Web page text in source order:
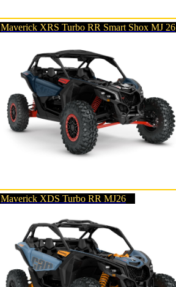
Maverick XRS Turbo RR Smart Shox MJ 26
Maverick XDS Turbo RR MJ26